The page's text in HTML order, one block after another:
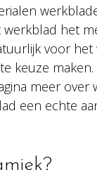
werkblad het
voor het
keuze
meer over
een echte